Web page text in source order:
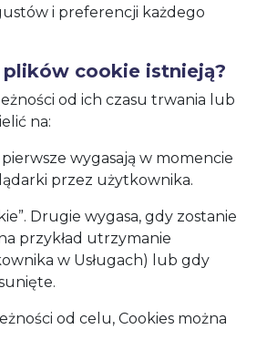
i preferencji każdego
cookie istnieją?
od ich czasu trwania lub
na:
pierwsze wygasają w momencie
przez użytkownika.
Drugie wygasa, gdy zostanie
przykład utrzymanie
w Usługach) lub gdy
od celu, Cookies można